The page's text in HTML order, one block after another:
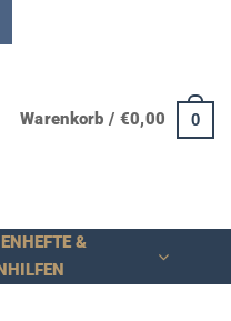
Warenkorb / €0,00 0
&